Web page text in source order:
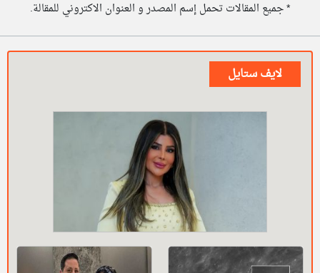
* جميع المقالات تحمل إسم المصدر و العنوان الاكتروني للمقالة.
لايف ستايل